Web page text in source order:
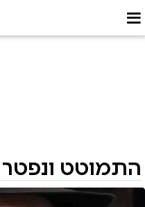
התמוטט ונפטר